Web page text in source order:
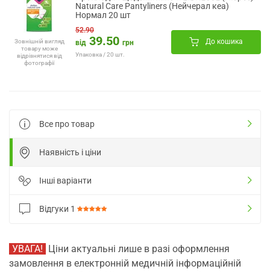
Зовнішній вигляд
товару може
відрізнятися від
фотографії
Natural Care Pantyliners (Нейчерал кеа)
Нормал 20 шт
52.90
від 39.50 грн
Упаковка / 20 шт.
До кошика
Все про товар
Наявність і ціни
Інші варіанти
Відгуки 1
УВАГА! Ціни актуальні лише в разі оформлення
замовлення в електронній медичній інформаційній